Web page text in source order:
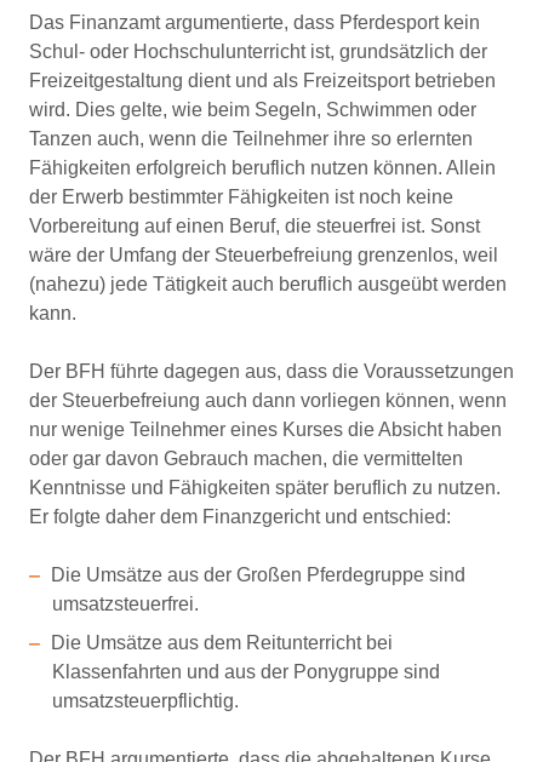
Das Finanzamt argumentierte, dass Pferdesport kein
Schul- oder Hochschulunterricht ist, grundsätzlich der
Freizeitgestaltung dient und als Freizeitsport betrieben
wird. Dies gelte, wie beim Segeln, Schwimmen oder
Tanzen auch, wenn die Teilnehmer ihre so erlernten
Fähigkeiten erfolgreich beruflich nutzen können. Allein
der Erwerb bestimmter Fähigkeiten ist noch keine
Vorbereitung auf einen Beruf, die steuerfrei ist. Sonst
wäre der Umfang der Steuerbefreiung grenzenlos, weil
(nahezu) jede Tätigkeit auch beruflich ausgeübt werden
kann.
Der BFH führte dagegen aus, dass die Voraussetzungen
der Steuerbefreiung auch dann vorliegen können, wenn
nur wenige Teilnehmer eines Kurses die Absicht haben
oder gar davon Gebrauch machen, die vermittelten
Kenntnisse und Fähigkeiten später beruflich zu nutzen.
Er folgte daher dem Finanzgericht und entschied:
Die Umsätze aus der Großen Pferdegruppe sind
umsatzsteuerfrei.
Die Umsätze aus dem Reitunterricht bei
Klassenfahrten und aus der Ponygruppe sind
umsatzsteuerpflichtig.